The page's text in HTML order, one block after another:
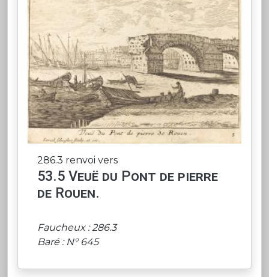
286.3 renvoi vers
53.5 Veuë du Pont de pierre
de Rouen.
Faucheux : 286.3
Baré : N° 645